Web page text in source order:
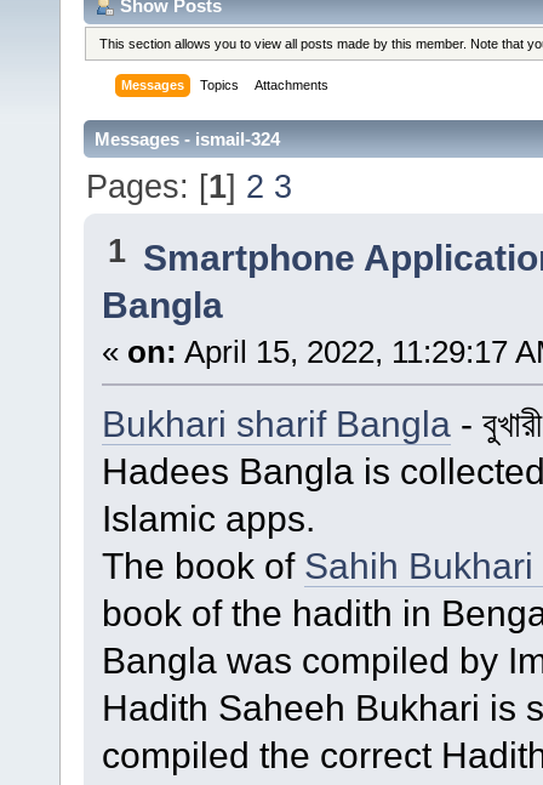
Show Posts
This section allows you to view all posts made by this member. Note that
Messages Topics Attachments
Messages - ismail-324
Pages: [1] 2 3
1 Smartphone
Bangla
« on: April 15, 2022, 11:29:17
Bukhari sharif Bangla-
Hadees Bangla is
Islamic apps.
The book of Sahih Bukhari
book of the hadith in
Bangla was compiled by
Hadith Saheeh Bukhari is
compiled the correct